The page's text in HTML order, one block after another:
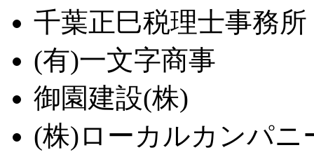
千葉正巳税理士事務所
(有)一文字商事
御園建設(株)
(株)ローカルカンパニ